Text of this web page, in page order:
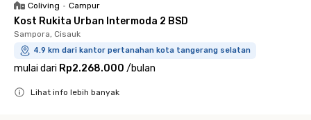
Coliving • Campur
Kost Rukita Urban Intermoda 2 BSD
Sampora, Cisauk
4.9 km dari kantor pertanahan kota tangerang selatan
mulai dari Rp2.268.000 /bulan
Lihat info lebih banyak